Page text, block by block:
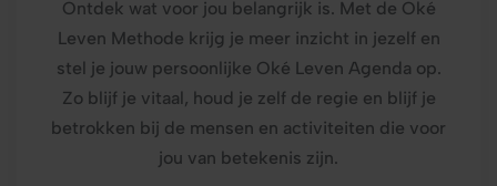
Ontdek wat voor jou belangrijk is. Met de Oké
Leven Methode krijg je meer inzicht in jezelf en
stel je jouw persoonlijke Oké Leven Agenda op.
Zo blijf je vitaal, houd je zelf de regie en blijf je
betrokken bij de mensen en activiteiten die voor
jou van betekenis zijn.